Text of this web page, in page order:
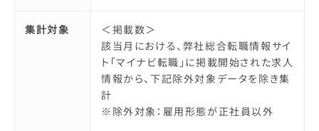
集計対象
＜掲載数＞
該当月における、弊社総合転職情報サイ
ト「マイナビ転職」に掲載開始された求人
情報から、下記除外対象データを除き集
計
※除外対象：雇用形態が正社員以外